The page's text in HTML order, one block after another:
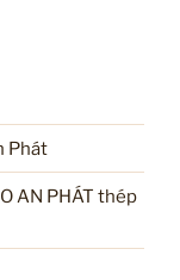
Phát
AN PHÁT thép